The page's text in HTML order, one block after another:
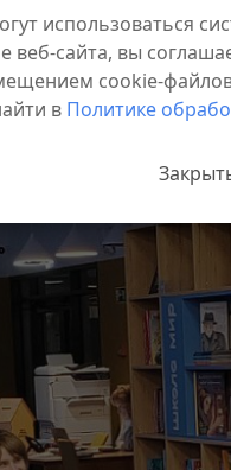
использоваться
веб-сайта, вы
cookie-
в Политике